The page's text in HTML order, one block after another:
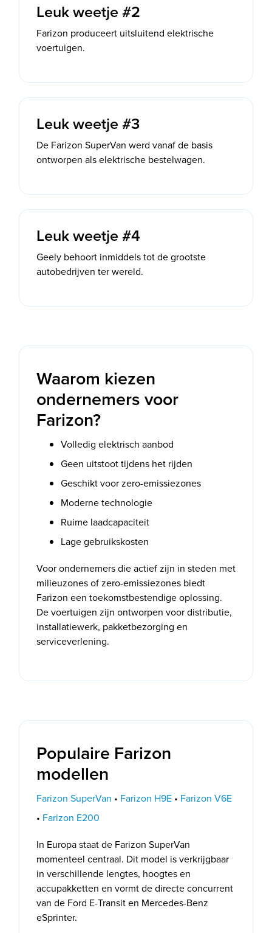
Leuk weetje #2
Farizon produceert uitsluitend elektrische
voertuigen.
Leuk weetje #3
De Farizon SuperVan werd vanaf de basis
ontworpen als elektrische bestelwagen.
Leuk weetje #4
Geely behoort inmiddels tot de grootste
autobedrijven ter wereld.
Waarom kiezen
ondernemers voor
Farizon?
Volledig elektrisch aanbod
Geen uitstoot tijdens het rijden
Geschikt voor zero-emissiezones
Moderne technologie
Ruime laadcapaciteit
Lage gebruikskosten
Voor ondernemers die actief zijn in steden met
milieuzones of zero-emissiezones biedt
Farizon een toekomstbestendige oplossing.
De voertuigen zijn ontworpen voor distributie,
installatiewerk, pakketbezorging en
serviceverlening.
Populaire Farizon
modellen
Farizon SuperVan • Farizon H9E • Farizon V6E
• Farizon E200
In Europa staat de Farizon SuperVan
momenteel centraal. Dit model is verkrijgbaar
in verschillende lengtes, hoogtes en
accupakketten en vormt de directe concurrent
van de Ford E-Transit en Mercedes-Benz
eSprinter.